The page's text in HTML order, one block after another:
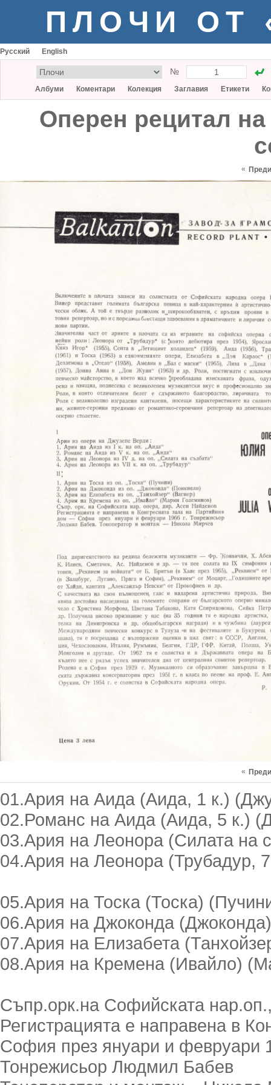
ПЛОЧИ ОТ
Русский English
№
Албуми Коментари Колекция Заглавия Етикети
Оперен рецитал
«
«
01.Ария на Аида (Аида, 1 к.)
02.Романс на Аида (Аида, 5 к.)
03.Ария на Леонора (Силата на
04.Ария на Леонора (Трубадур,
05.Ария на Тоска (Тоска)
06.Ария на Джоконда
07.Ария на Елизабета
08.Ария на Кремена (Ивайло)
Съпр.орк.на Софийската
Регистрацията е направена в
София през януари и февруари
Тонрежисьор Людмил Бабев